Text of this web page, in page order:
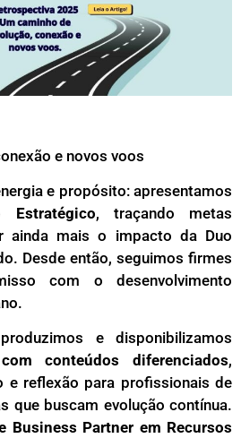
e novos voos
e propósito: apresentamos
Estratégico, traçando metas
ainda mais o impacto da Duo
Desde então, seguimos firmes
com o desenvolvimento
e disponibilizamos
conteúdos diferenciados,
e reflexão para profissionais de
que buscam evolução contínua.
Business Partner em Recursos